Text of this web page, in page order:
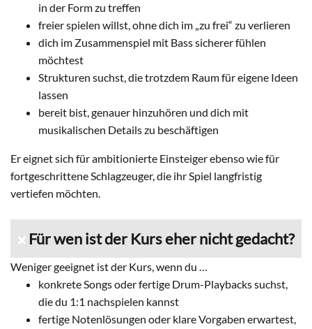
in der Form zu treffen
freier spielen willst, ohne dich im „zu frei“ zu verlieren
dich im Zusammenspiel mit Bass sicherer fühlen
möchtest
Strukturen suchst, die trotzdem Raum für eigene Ideen
lassen
bereit bist, genauer hinzuhören und dich mit
musikalischen Details zu beschäftigen
Er eignet sich für ambitionierte Einsteiger ebenso wie für
fortgeschrittene Schlagzeuger, die ihr Spiel langfristig
vertiefen möchten.
❌ Für wen ist der Kurs eher nicht gedacht?
Weniger geeignet ist der Kurs, wenn du …
konkrete Songs oder fertige Drum-Playbacks suchst,
die du 1:1 nachspielen kannst
fertige Notenlösungen oder klare Vorgaben erwartest,